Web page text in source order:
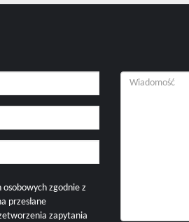
zgodnie z
przesłane
zapytania